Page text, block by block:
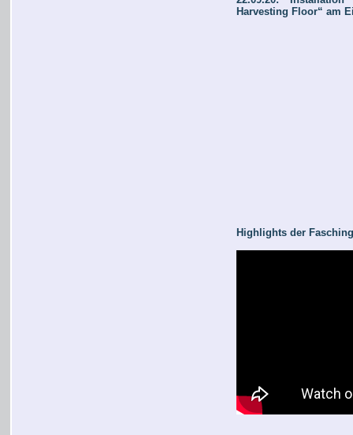
Harvesting Floor“ am
Highlights der